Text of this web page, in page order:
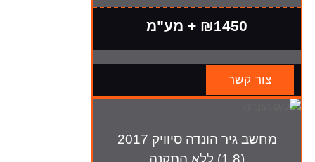
₪1450 + מע"מ
צור קשר
מחשב גיר הונדה סיוויק 2017